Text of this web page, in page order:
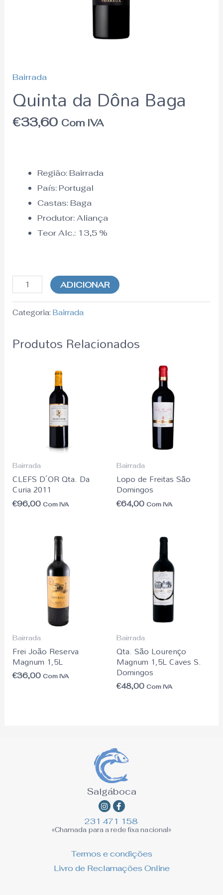
Bairrada
Quinta da Dôna Baga
€33,60 Com IVA
Região: Bairrada
País: Portugal
Castas: Baga
Produtor: Aliança
Teor Alc.:13,5%
ADICIONAR
Categoria:Bairrada
Produtos Relacionados
Bairrada
CLEFS D´OR Qta. Da
Curia 2011
€96,00 Com IVA
Bairrada
Lopo de Freitas São
Domingos
€64,00 Com IVA
Bairrada
Frei João Reserva
Magnum 1,5L
€36,00 Com IVA
Bairrada
Qta. São Lourenço
Magnum 1,5L Caves S.
Domingos
€48,00 Com IVA
Termos e condições
Livro de Reclamações Online
Salgáboca
Instagram
Facebook-
f
231 471 158
«Chamada para a rede fixa nacional»